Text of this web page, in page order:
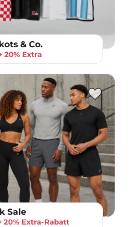
& Co.
20% Extra
Sale
20% Extra-Rabatt